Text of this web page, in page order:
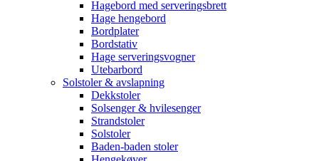
Hagebord med serveringsbrett
Hage hengebord
Bordplater
Bordstativ
Hage serveringsvogner
Utebarbord
Solstoler & avslapning
Dekkstoler
Solsenger & hvilesenger
Strandstoler
Solstoler
Baden-baden stoler